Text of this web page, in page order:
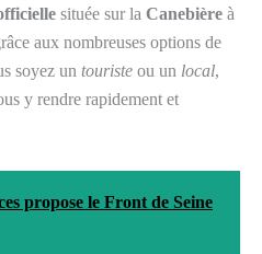
située sur la Canebière à
aux nombreuses options de
soyez un touriste ou un local,
y rendre rapidement et
propose le Front de Seine